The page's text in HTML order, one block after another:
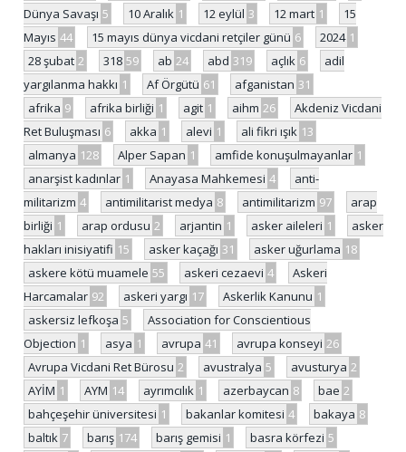
Dünya Savaşı 5 10 Aralık 1 12 eylül 3 12 mart 1
15
Mayıs 44 15 mayıs dünya vicdani retçiler günü 6 2024 1
28 şubat 2 318 59 ab 24 abd 319 açlık 6
adil
yargılanma hakkı 1 Af Örgütü 61 afganistan 31
afrika 9 afrika birliği 1 agit 1 aihm 26
Akdeniz Vicdani
Ret Buluşması 6 akka 1 alevi 1 ali fikri ışık 13
almanya 128 Alper Sapan 1 amfide konuşulmayanlar 1
anarşist kadınlar 1 Anayasa Mahkemesi 4
anti-
militarizm 4 antimilitarist medya 8 antimilitarizm 97
arap
birliği 1 arap ordusu 2 arjantin 1 asker aileleri 1
asker
hakları inisiyatifi 15 asker kaçağı 31 asker uğurlama 18
askere kötü muamele 55 askeri cezaevi 4
Askeri
Harcamalar 92 askeri yargı 17 Askerlik Kanunu 1
askersiz lefkoşa 5
Association for Conscientious
Objection 1 asya 1 avrupa 41 avrupa konseyi 26
Avrupa Vicdani Ret Bürosu 2 avustralya 5 avusturya 2
AYİM 1 AYM 14 ayrımcılık 1 azerbaycan 8 bae 2
bahçeşehir üniversitesi 1 bakanlar komitesi 4 bakaya 8
baltık 7 barış 174 barış gemisi 1 basra körfezi 5